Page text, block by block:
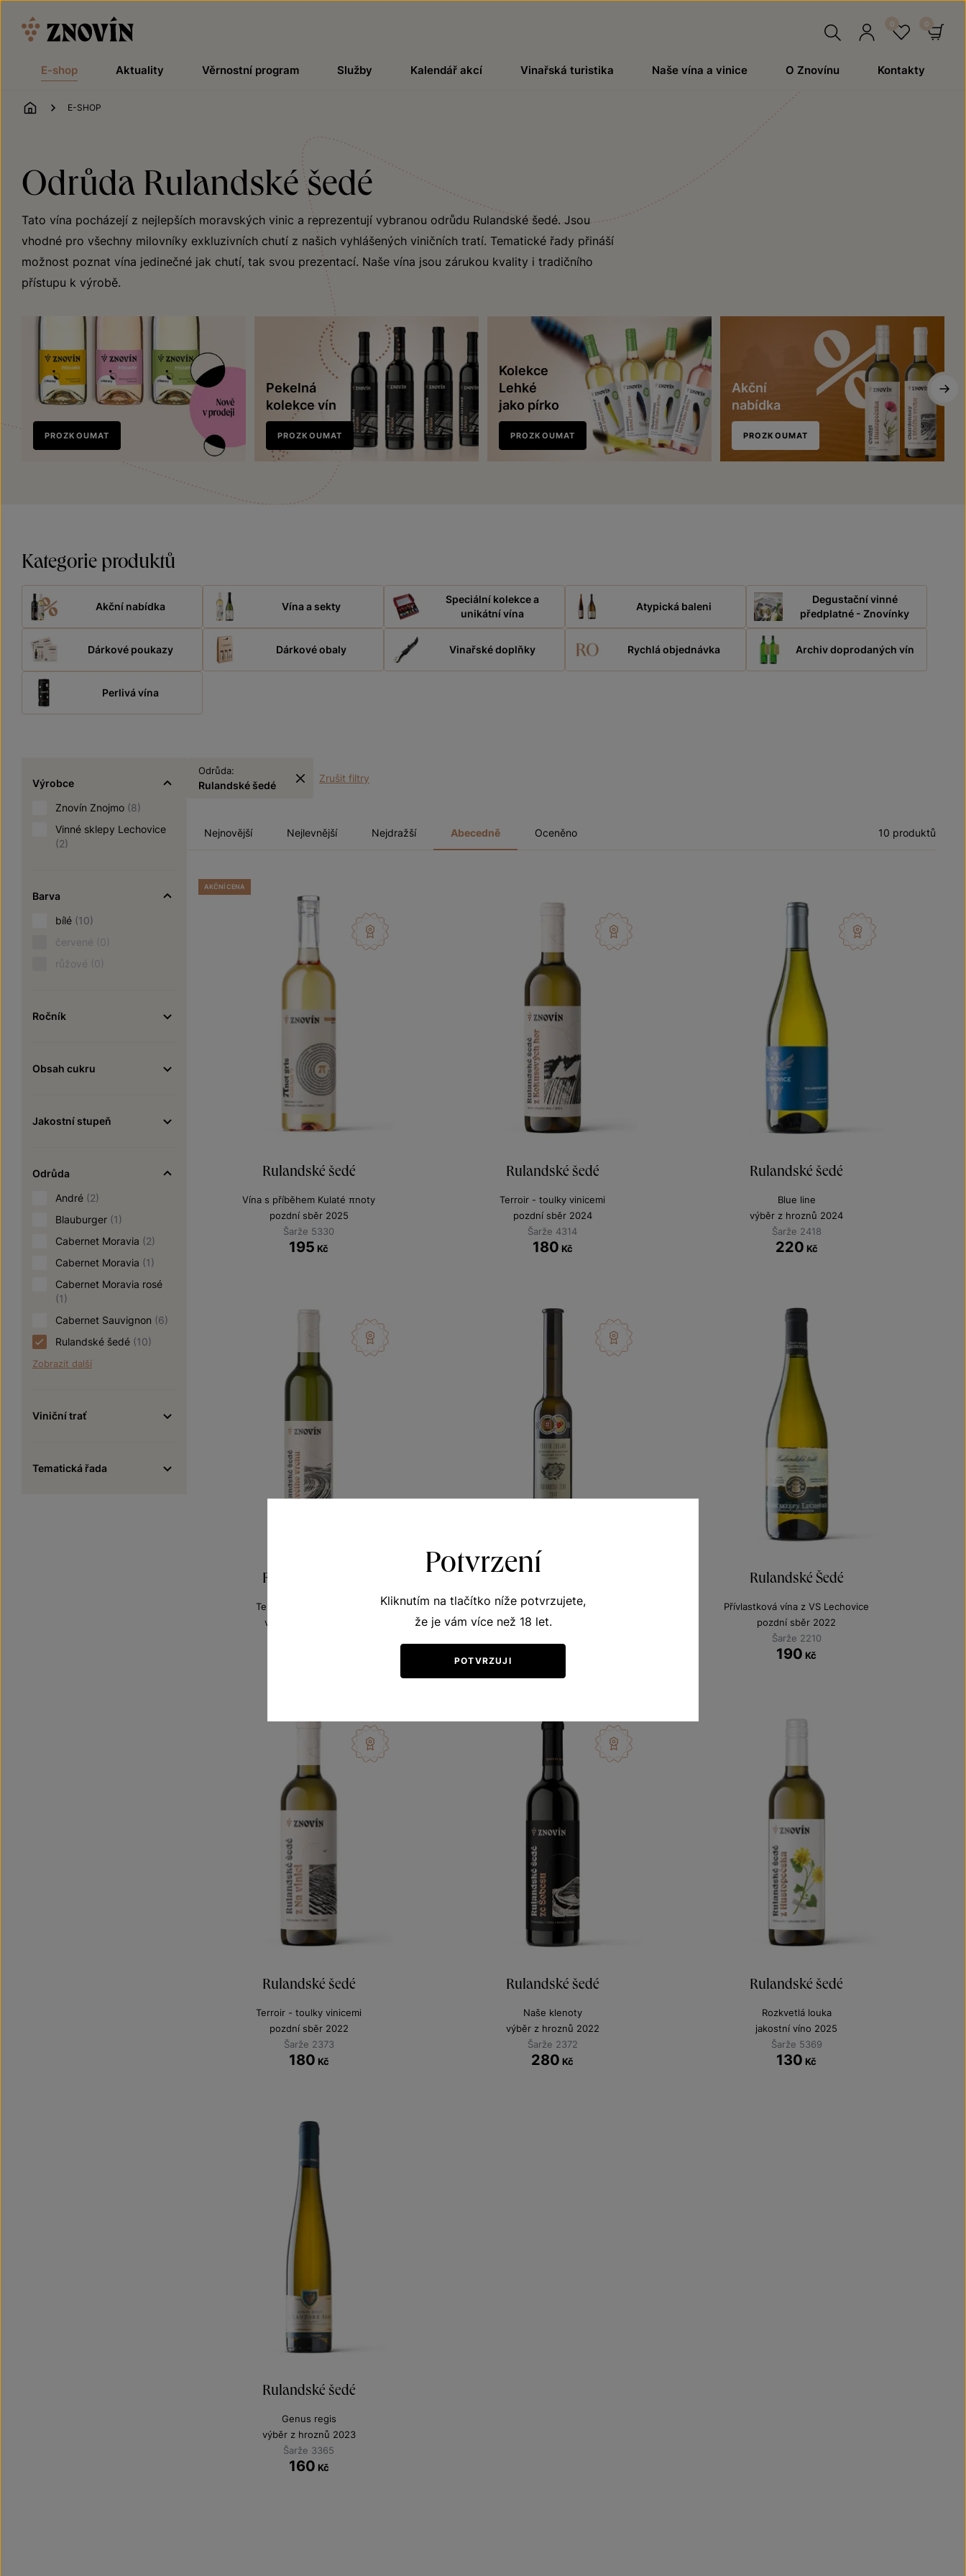
E-shop Aktuality Věrnostní program Služby Kalendář akcí Vinařská turistika Naše vína a vinice O Znovínu Kontakty
ÚVOD
E-SHOP
Odrůda Rulandské šedé
Tato vína pocházejí z nejlepších moravských vinic a reprezentují vybranou odrůdu Rulandské šedé. Jsou
vhodné pro všechny milovníky exkluzivních chutí z našich vyhlášených viničních tratí. Tematické řady přináší
možnost poznat vína jedinečné jak chutí, tak svou prezentací. Naše vína jsou zárukou kvality i tradičního
přístupu k výrobě.
Nově
v prodeji
PROZKOUMAT
Pekelná
kolekce vín
PROZKOUMAT
Kolekce
Lehké
jako pírko
PROZKOUMAT
Akční
nabídka
PROZKOUMAT
Kategorie produktů
Akční nabídka Vína a sekty
Speciální kolekce a
unikátní vína
Atypická baleni
Degustační vinné
předplatné - Znovínky
Dárkové poukazy Dárkové obaly Vinařské doplňky Rychlá objednávka Archiv doprodaných vín
Perlivá vína
Výrobce
Znovín Znojmo (8)
Vinné sklepy Lechovice
(2)
Barva
bílé (10)
červené (0)
růžové (0)
Ročník
Obsah cukru
Jakostní stupeň
Odrůda
André (2)
Blauburger (1)
Cabernet Moravia (2)
Cabernet Moravia (1)
Cabernet Moravia rosé
(1)
Cabernet Sauvignon (6)
Rulandské šedé (10)
Zobrazit další
Viniční trať
Tematická řada
Odrůda:
Rulandské šedé
Zrušit filtry
Nejnovější Nejlevnější Nejdražší Abecedně Oceněno 10 produktů
Rulandské šedé
Vína s příběhem Kulaté πnoty
pozdní sběr 2025
Šarže 5330
195 Kč
AKČNÍ CENA
Rulandské šedé
Terroir - toulky vinicemi
pozdní sběr 2024
Šarže 4314
180 Kč
Rulandské šedé
Blue line
výběr z hroznů 2024
Šarže 2418
220 Kč
Rulandské šedé
Terroir - toulky vinicemi
výběr z bobulí 2023
Rulandské šedé
Naše klenoty
výběr z cibéb 2018
Rulandské Šedé
Přívlastková vína z VS Lechovice
pozdní sběr 2022
Šarže 2210
190 Kč
Rulandské šedé
Terroir - toulky vinicemi
pozdní sběr 2022
Šarže 2373
180 Kč
Rulandské šedé
Naše klenoty
výběr z hroznů 2022
Šarže 2372
280 Kč
Rulandské šedé
Rozkvetlá louka
jakostní víno 2025
Šarže 5369
130 Kč
Rulandské šedé
Genus regis
výběr z hroznů 2023
Šarže 3365
160 Kč
Potvrzení
Kliknutím na tlačítko níže potvrzujete,
že je vám více než 18 let.
POTVRZUJI